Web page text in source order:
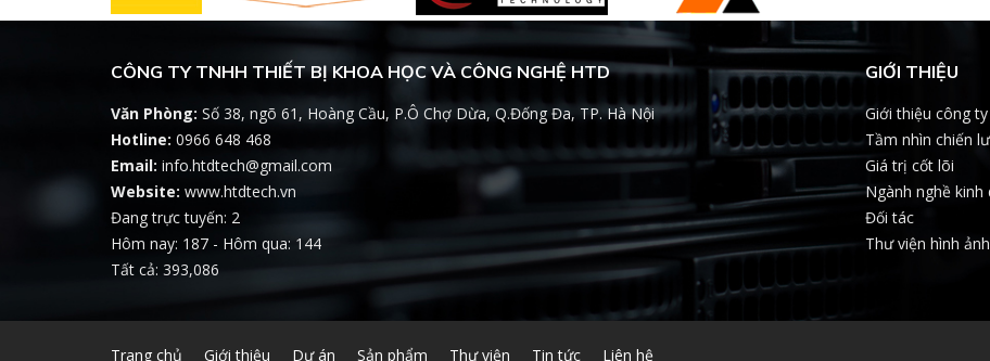
CÔNG TY TNHH THIẾT BỊ KHOA HỌC VÀ CÔNG NGHỆ HTD
Văn Phòng: Số 38, ngõ 61, Hoàng Cầu, P.Ô Chợ Dừa, Q.Đống Đa, TP. Hà Nội
Hotline: 0966 648 468
Email: info.htdtech@gmail.com
Website: www.htdtech.vn
Đang trực tuyến: 2
Hôm nay: 187 - Hôm qua: 144
Tất cả: 393,086
GIỚI THIỆU
Giới thiệu công ty
Tầm nhìn chiến
Giá trị cốt lõi
Ngành nghề kinh
Đối tác
Thư viện hình ảnh
Trang chủ Giới thiệu Dự án Sản phẩm Thư viện Tin tức Liên hệ